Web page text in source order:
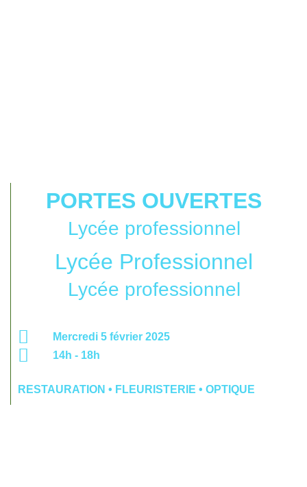
PORTES OUVERTES
Lycée professionnel
Lycée Professionnel
Lycée professionnel
Mercredi 5 février 2025
14h - 18h
RESTAURATION • FLEURISTERIE • OPTIQUE